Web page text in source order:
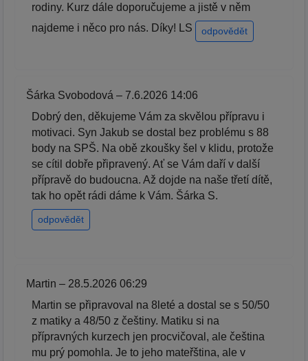
rodiny. Kurz dále doporučujeme a jistě v něm
najdeme i něco pro nás. Díky! LS
odpovědět
Šárka Svobodová – 7.6.2026 14:06
Dobrý den, děkujeme Vám za skvělou přípravu i
motivaci. Syn Jakub se dostal bez problému s 88
body na SPŠ. Na obě zkoušky šel v klidu, protože
se cítil dobře připravený. Ať se Vám daří v další
přípravě do budoucna. Až dojde na naše třetí dítě,
tak ho opět rádi dáme k Vám. Šárka S.
odpovědět
Martin – 28.5.2026 06:29
Martin se připravoval na 8leté a dostal se s 50/50
z matiky a 48/50 z češtiny. Matiku si na
přípravných kurzech jen procvičoval, ale čeština
mu prý pomohla. Je to jeho mateřština, ale v